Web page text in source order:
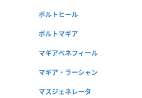
ボルトヒール
ボルトマギア
マギアベネフィール
マギア・ラーシャン
マスジェネレータ